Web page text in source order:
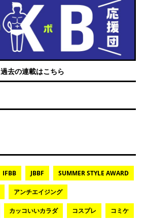
過去の連載はこちら
IFBB JBBF SUMMER STYLE AWARD
アンチエイジング
カッコいいカラダ コスプレ コミケ